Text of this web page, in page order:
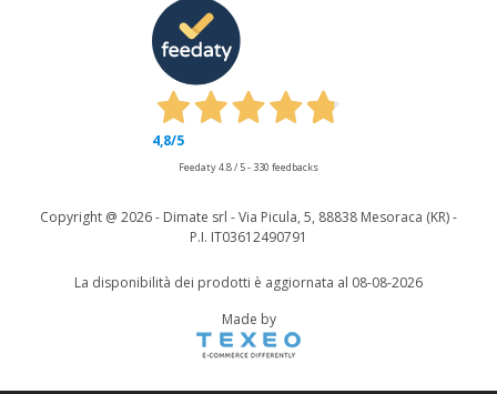
Copyright @ 2026 - Dimate srl - Via Picula, 5, 88838 Mesoraca (KR) -
P.I. IT03612490791
La disponibilità dei prodotti è aggiornata al 08-08-2026
4,8/5
Feedaty4.8/ 5- 330 feedbacks
Made by